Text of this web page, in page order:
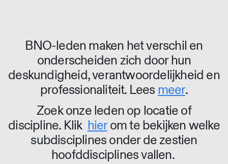
BNO-leden maken het verschil en
onderscheiden zich door hun
deskundigheid, verantwoordelijkheid en
professionaliteit. Lees meer.
Zoek onze leden op locatie of
discipline. Klik hierom te bekijken welke
subdisciplines onder de zestien
hoofddisciplines vallen.